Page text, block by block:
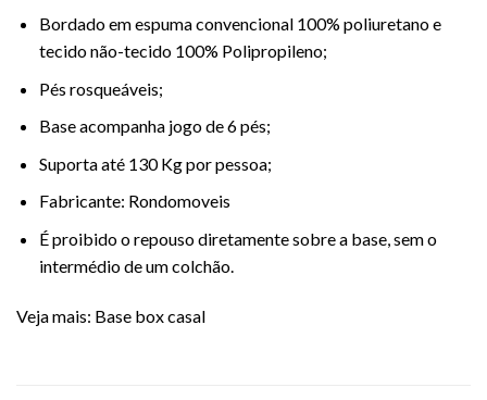
Bordado em espuma convencional 100% poliuretano e
tecido não-tecido 100% Polipropileno;
Pés rosqueáveis;
Base acompanha jogo de 6 pés;
Suporta até 130 Kg por pessoa;
Fabricante: Rondomoveis
É proibido o repouso diretamente sobre a base, sem o
intermédio de um colchão.
Veja mais: Base box casal